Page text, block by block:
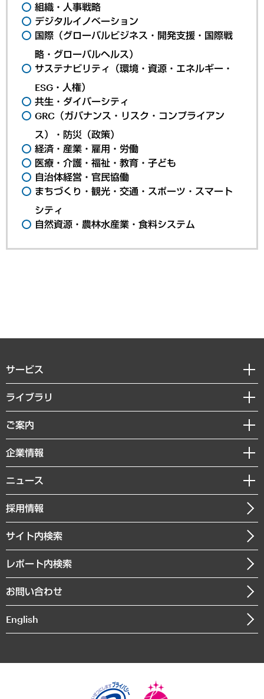
組織・人事戦略
デジタルイノベーション
国際（グローバルビジネス・開発支援・国際戦
略・グローバルヘルス）
サステナビリティ（環境・資源・エネルギー・
ESG・人権）
共生・ダイバーシティ
GRC（ガバナンス・リスク・コンプライアン
ス）・防災（政策）
経済・産業・雇用・労働
医療・介護・福祉・教育・子ども
自治体経営・官民協働
まちづくり・観光・交通・スポーツ・スマート
シティ
自然資源・農林水産業・食料システム
サービス
経営戦略
組織・人事戦略
デジタルイノベーション
共生・ダイバーシティ
GRC（ガバナンス・リスク・コンプライアンス）・防災（政策）
経済・産業・雇用・労働
まちづくり・観光・交通・スポーツ・スマートシティ
自然資源・農林水産業・食料システム
ライブラリ
経済調査
レポート
コラム
経営用語集
受託・受注実績（官公庁関連）
メディア掲載・出演
ご案内
セミナー・イベント情報
MUFGビジネスセミナー
受託案件情報
企業情報
私たちの想い
社長メッセージ
会社概要
沿革
組織図・本部部室紹介
インドネシア現地法人
個人情報保護方針
ニュース
ニュースリリース
お知らせ
採用情報
サイト内検索
レポート内検索
お問い合わせ
English